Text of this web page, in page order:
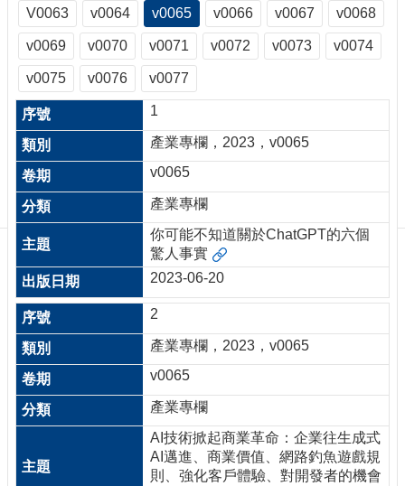
訂
閱/
取
消
網
站
導
覽
最
新
消
息
關
我
們
出
版
刊
物
校
務
V0063 v0064 v0065 v0066 v0067 v0068
v0069 v0070 v0071 v0072 v0073 v0074
v0075 v0076 v0077
1
產業專欄，2023，v0065
v0065
產業專欄
你可能不知道關於ChatGPT的六個
驚人事實
2023-06-20
2
產業專欄，2023，v0065
v0065
產業專欄
AI技術掀起商業革命：企業往生成式
AI邁進、商業價值、網路釣魚遊戲規
則、強化客戶體驗、對開發者的機會